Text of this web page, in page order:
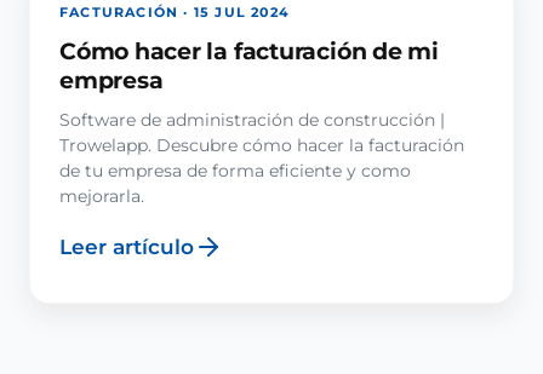
FACTURACIÓN · 15 JUL 2024
Cómo hacer la facturación de mi
empresa
Software de administración de construcción |
Trowelapp. Descubre cómo hacer la facturación
de tu empresa de forma eficiente y como
mejorarla.
Leer artículo